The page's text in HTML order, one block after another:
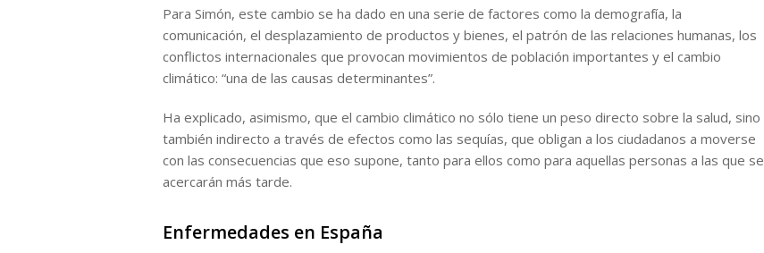
Para Simón, este cambio se ha dado en una serie de factores como la demografía, la
comunicación, el desplazamiento de productos y bienes, el patrón de las relaciones humanas, los
conflictos internacionales que provocan movimientos de población importantes y el cambio
climático: “una de las causas determinantes”.
Ha explicado, asimismo, que el cambio climático no sólo tiene un peso directo sobre la salud, sino
también indirecto a través de efectos como las sequías, que obligan a los ciudadanos a moverse
con las consecuencias que eso supone, tanto para ellos como para aquellas personas a las que se
acercarán más tarde.
Enfermedades en España